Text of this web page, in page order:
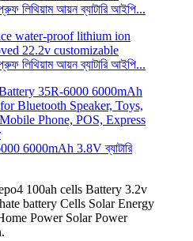
লিথিয়াম আয়ন ব্যাটারি আইপি...
লিথিয়াম আয়ন ব্যাটারি আইপি...
6000mAh 3.8V ব্যাটারি